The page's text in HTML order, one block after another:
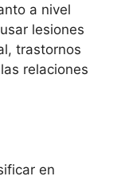
a nivel
lesiones
trastornos
relaciones
en